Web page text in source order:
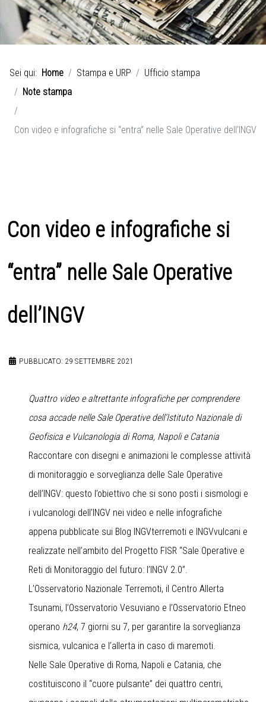
Sei qui: Home Stampa e URP
Ufficio stampa
Note stampa
Con video e infografiche si “entra” nelle Sale Operative dell’INGV
Con video e infografiche si
“entra” nelle Sale Operative
dell’INGV
PUBBLICATO: 29 SETTEMBRE 2021
Quattro video e altrettante infografiche per comprendere
cosa accade nelle Sale Operative dell’Istituto Nazionale di
Geofisica e Vulcanologia di Roma, Napoli e Catania
Raccontare con disegni e animazioni le complesse attività
di monitoraggio e sorveglianza delle Sale Operative
dell’INGV: questo l’obiettivo che si sono posti i sismologi e
i vulcanologi dell’INGV nei video e nelle infografiche
appena pubblicate sui Blog INGVterremoti e INGVvulcani e
realizzate nell’ambito del Progetto FISR “Sale Operative e
Reti di Monitoraggio del futuro: l’INGV 2.0”.
L’Osservatorio Nazionale Terremoti, il Centro Allerta
Tsunami, l’Osservatorio Vesuviano e l’Osservatorio Etneo
operano h24, 7 giorni su 7, per garantire la sorveglianza
sismica, vulcanica e l’allerta in caso di maremoti.
Nelle Sale Operative di Roma, Napoli e Catania, che
costituiscono il “cuore pulsante” dei quattro centri,